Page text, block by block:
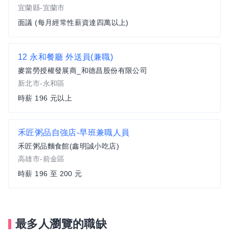
宜蘭縣-宜蘭市
面議 (每月經常性薪資達四萬以上)
12 永和餐廳 外送員(兼職)
麥當勞授權發展商_和德昌股份有限公司
新北市-永和區
時薪 196 元以上
禾匠粥品自強店-早班兼職人員
禾匠粥品麵食館(鑫明誠小吃店)
高雄市-前金區
時薪 196 至 200 元
最多人瀏覽的職缺